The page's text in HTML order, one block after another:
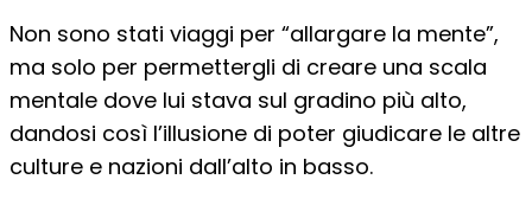
Non sono stati viaggi per “allargare la mente”,
ma solo per permettergli di creare una scala
mentale dove lui stava sul gradino più alto,
dandosi così l’illusione di poter giudicare le altre
culture e nazioni dall’alto in basso.